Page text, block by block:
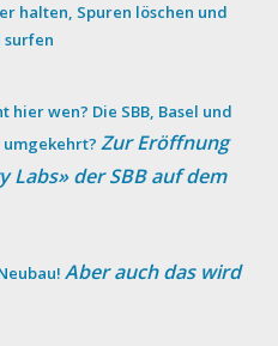
halten, Spuren löschen und
surfen
hier wen? Die SBB, Basel und
umgekehrt?Zur Eröffnung
Labs» der SBB auf dem
Aber auch das wird